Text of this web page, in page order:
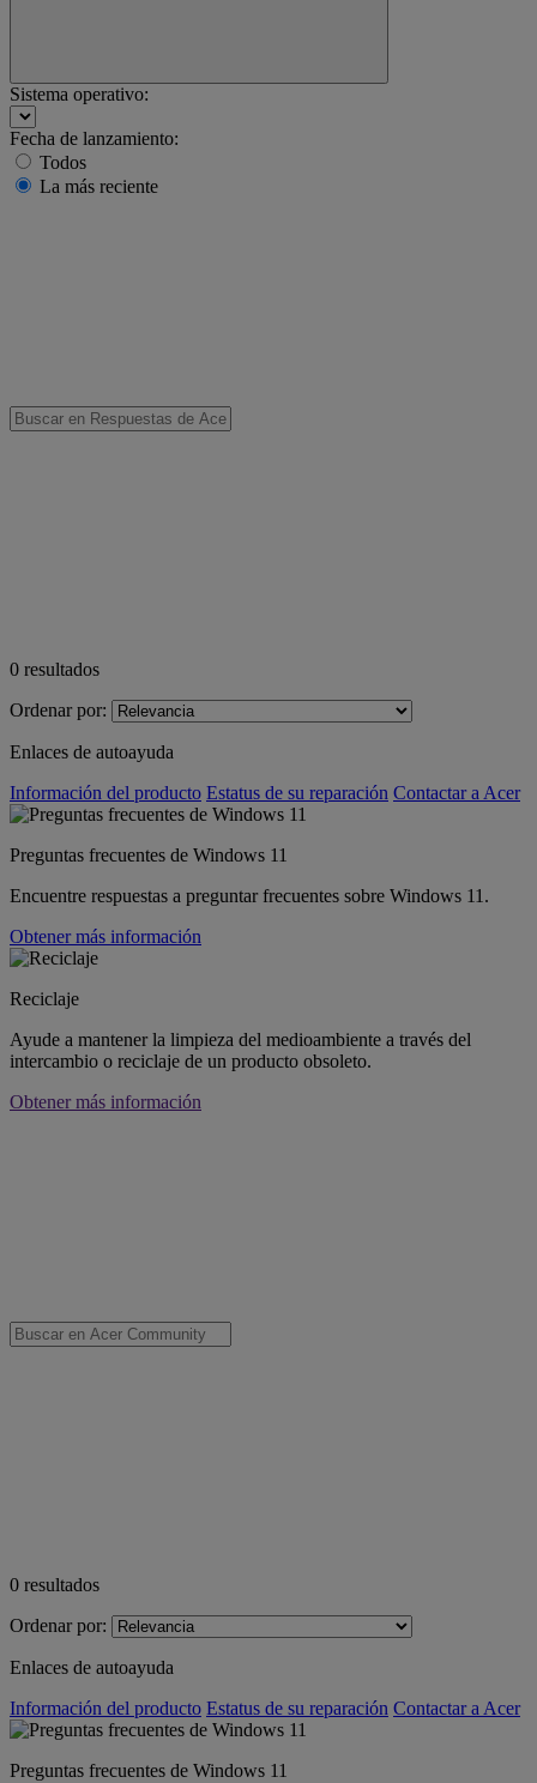
Sistema operativo:
Fecha de lanzamiento:
Todos
La más reciente
0 resultados
Ordenar por:
Enlaces de autoayuda
Información del producto Estatus de su reparación Contactar a Acer
Preguntas frecuentes de Windows 11
Encuentre respuestas a preguntar frecuentes sobre Windows 11.
Obtener más información
Reciclaje
Ayude a mantener la limpieza del medioambiente a través del
intercambio o reciclaje de un producto obsoleto.
Obtener más información
0 resultados
Ordenar por:
Enlaces de autoayuda
Información del producto Estatus de su reparación Contactar a Acer
Preguntas frecuentes de Windows 11